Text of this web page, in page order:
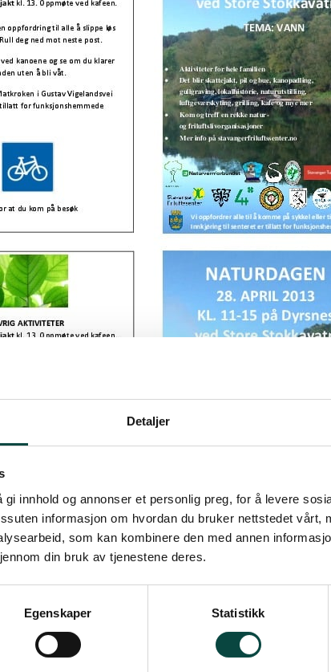
Detaljer
innhold og annonser et personlig preg, for å levere
informasjon om hvordan du bruker nettstedet vårt,
som kan kombinere den med annen
din bruk av tjenestene deres.
Egenskaper Statistikk